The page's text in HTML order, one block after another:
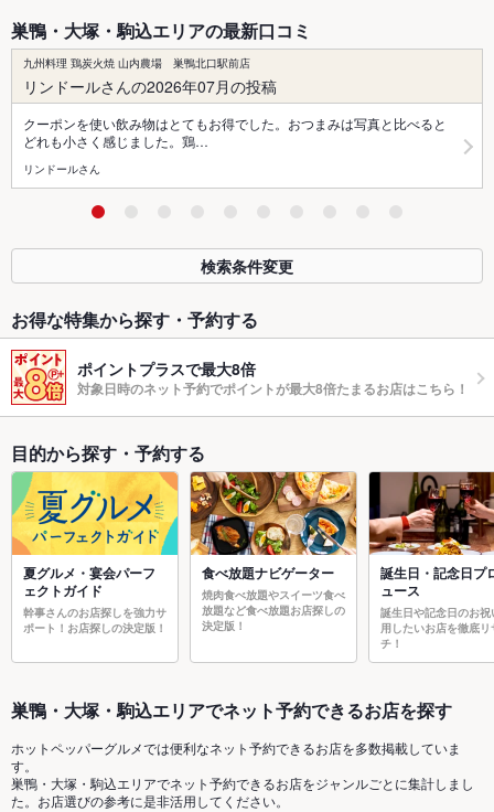
巣鴨・大塚・駒込エリアの最新口コミ
九州料理 鶏炭火焼 山内農場 巣鴨北口駅前店
リンドールさんの2026年07月の投稿
クーポンを使い飲み物はとてもお得でした。おつまみは写真と比べると
どれも小さく感じました。鶏…
リンドールさん
検索条件変更
お得な特集から探す・予約する
ポイントプラスで最大8倍
対象日時のネット予約でポイントが最大8倍たまるお店はこちら！
目的から探す・予約する
夏グルメ・宴会パーフ
ェクトガイド
幹事さんのお店探しを強力サ
ポート！お店探しの決定版！
食べ放題ナビゲーター
焼肉食べ放題やスイーツ食べ
放題など食べ放題お店探しの
決定版！
誕生日・記念日プ
ュース
誕生日や記念日のお祝
用したいお店を徹底リ
チ！
巣鴨・大塚・駒込エリアでネット予約できるお店を探す
ホットペッパーグルメでは便利なネット予約できるお店を多数掲載していま
す。
巣鴨・大塚・駒込エリアでネット予約できるお店をジャンルごとに集計しまし
た。お店選びの参考に是非活用してください。